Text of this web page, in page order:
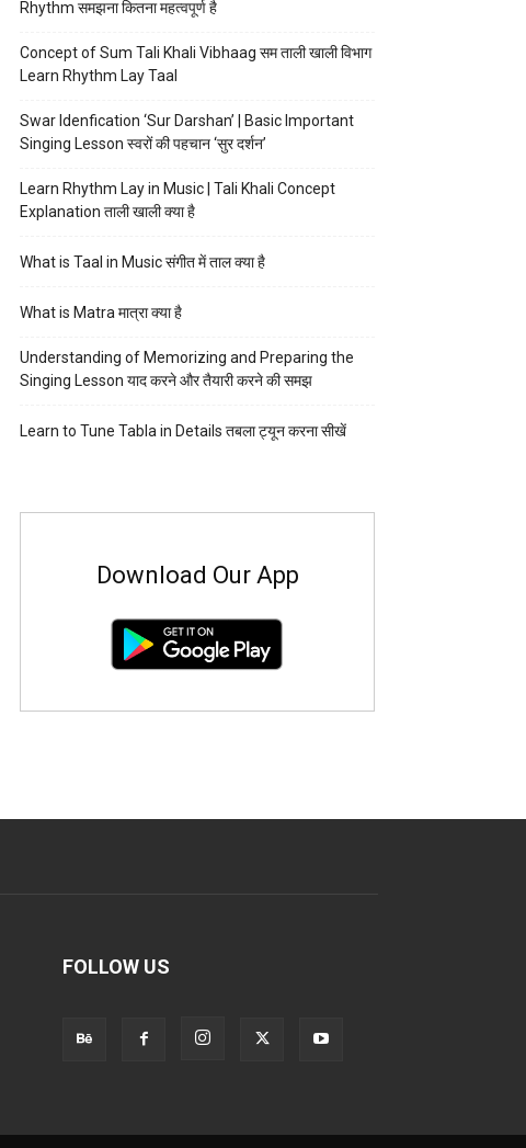
Rhythm समझना कितना महत्वपूर्ण है
Concept of Sum Tali Khali Vibhaag सम ताली खाली विभाग
Learn Rhythm Lay Taal
Swar Idenfication ‘Sur Darshan’ | Basic Important
Singing Lesson स्वरों की पहचान ‘सुर दर्शन’
Learn Rhythm Lay in Music | Tali Khali Concept
Explanation ताली खाली क्या है
What is Taal in Music संगीत में ताल क्या है
What is Matra मात्रा क्या है
Understanding of Memorizing and Preparing the
Singing Lesson याद करने और तैयारी करने की समझ
Learn to Tune Tabla in Details तबला ट्यून करना सीखें
Download Our App
FOLLOW US